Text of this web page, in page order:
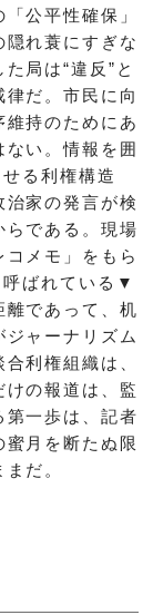
公平性確保」
れ蓑にすぎな
局は“違反”と
だ。市民に向
持のためにあ
い。情報を囲
る利権構造
家の発言が検
らである。現場
メモ」をもら
呼ばれている▼
離であって、机
ャーナリズム
利権組織は、
けの報道は、監
第一歩は、記者
月を断たぬ限
だ。